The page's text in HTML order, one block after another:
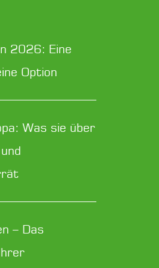
2026: Eine
Option
Was sie über
– Das